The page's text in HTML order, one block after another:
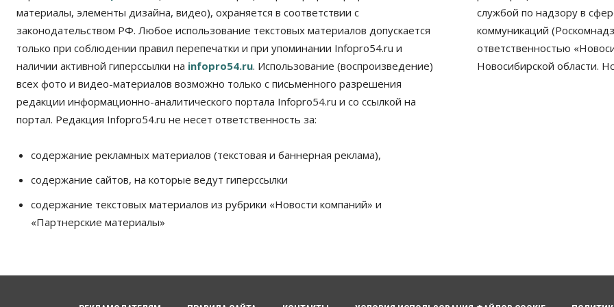
материалы, элементы дизайна, видео), охраняется в соответствии с
законодательством РФ. Любое использование текстовых материалов допускается
только при соблюдении правил перепечатки и при упоминании Infopro54.ru и
наличии активной гиперссылки на infopro54.ru. Использование (воспроизведение)
всех фото и видео-материалов возможно только с письменного разрешения
редакции информационно-аналитического портала Infopro54.ru и со ссылкой на
портал. Редакция Infopro54.ru не несет ответственность за:
содержание рекламных материалов (текстовая и баннерная реклама),
содержание сайтов, на которые ведут гиперссылки
содержание текстовых материалов из рубрики «Новости компаний» и
«Партнерские материалы»
службой по надзору в
коммуникаций
ответственностью
Новосибирской области.